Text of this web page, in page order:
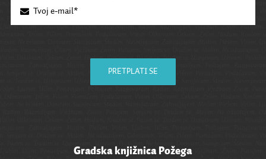
PRETPLATI SE
Gradska knjižnica Požega